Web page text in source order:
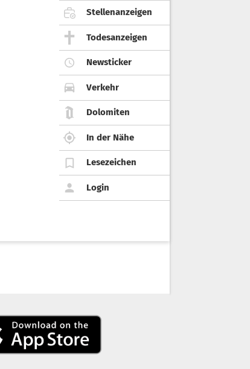
Stellenanzeigen
Todesanzeigen
Newsticker
Verkehr
Dolomiten
In der Nähe
Lesezeichen
Login